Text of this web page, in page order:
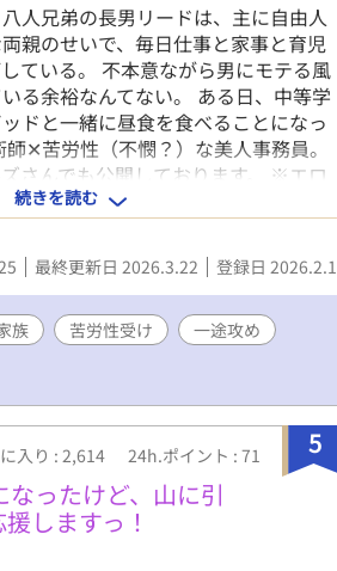
人兄弟の長男リードは、主に自由人
親のせいで、毎日仕事と家事と育児
ている。 不本意ながら男にモテる風
る余裕なんてない。 ある日、中等学
ドと一緒に昼食を食べることになっ
✕苦労性（不憫？）な美人事務員。
さんでも公開しております。 ※エロ
ります。 ※全５０話。ハピエン保証
続きを読む
最終更新日 2026.3.22 登録日 2026.2.1
族 苦労性受け
一途攻め
5
入り : 2,614 24h.ポイント : 71
ったけど、山に引
しますっ！